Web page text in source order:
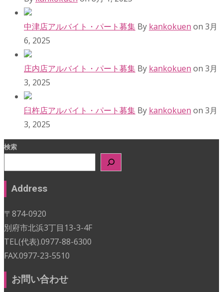
中津店アルバイト・パート募集 By kankokuen on 3月
6, 2025
庄内店アルバイト・パート募集 By kankokuen on 3月
3, 2025
臼杵店アルバイト・パート募集 By kankokuen on 3月
3, 2025
検索
Address
〒874-0920
別府市北浜3丁目13-3-4F
TEL(代表).0977-88-6300
FAX.0977-23-5510
お問い合わせ